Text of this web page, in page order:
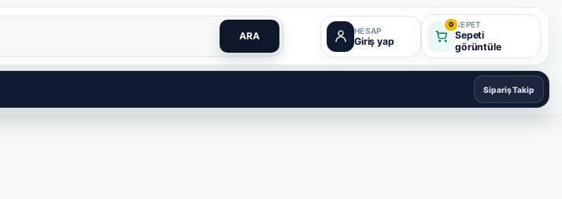
ARA HESAP
Giriş yap
0 SEPET
Sepeti
görüntüle
Sipariş Takip